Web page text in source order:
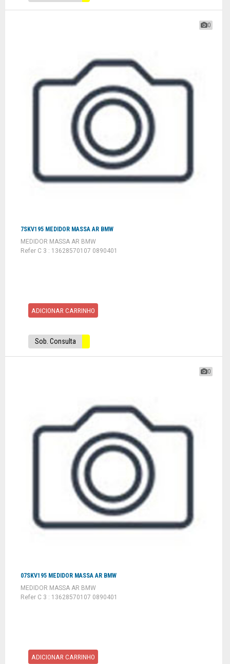
0
7SKV195 MEDIDOR MASSA AR BMW
MEDIDOR MASSA AR BMW
Refer C 3 : 13628570107 0890401
ADICIONAR CARRINHO
Sob. Consulta
0
07SKV195 MEDIDOR MASSA AR BMW
MEDIDOR MASSA AR BMW
Refer C 3 : 13628570107 0890401
ADICIONAR CARRINHO